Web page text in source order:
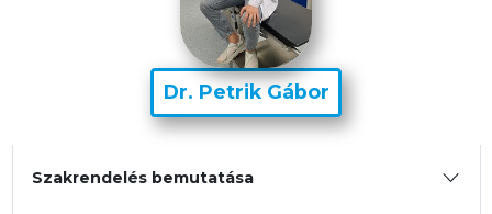
Szakrendelés bemutatása